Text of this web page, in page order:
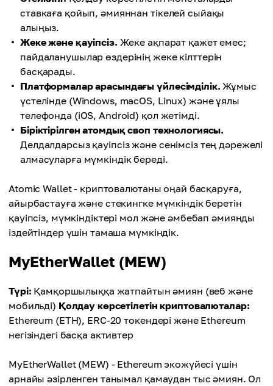
ставкаға қойып, әмияннан тікелей сыйақы
алыңыз.
Жеке және қауіпсіз. Жеке ақпарат қажет емес;
пайдаланушылар өздерінің жеке кілттерін
басқарады.
Платформалар арасындағы үйлесімділік. Жұмыс
үстелінде (Windows, macOS, Linux) және ұялы
телефонда (iOS, Android) қол жетімді.
Біріктірілген атомдық своп технологиясы.
Делдалдарсыз қауіпсіз және сенімсіз тең дәрежелі
алмасуларға мүмкіндік береді.
Atomic Wallet - криптовалютаны оңай басқаруға,
айырбастауға және стекингке мүмкіндік беретін
қауіпсіз, мүмкіндіктері мол және әмбебап әмиянды
іздейтіндер үшін тамаша мүмкіндік.
MyEtherWallet (MEW)
Түрі: Қамқоршылыққа жатпайтын әмиян (веб және
мобильді) Қолдау көрсетілетін криптовалюталар:
Ethereum (ETH), ERC-20 токендері және Ethereum
негізіндегі басқа активтер
MyEtherWallet (MEW) - Ethereum экожүйесі үшін
арнайы әзірленген танымал қамаудан тыс әмиян. Ол